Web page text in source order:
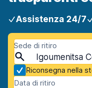
Assistenza 24/7
Sede di ritiro
Riconsegna nella
Data di ritiro